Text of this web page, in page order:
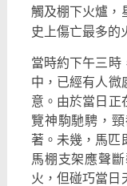
觸及棚下火爐，
史上傷亡最多的
當時約下午三時
中， 已經有人微
意。 由於當日正
覽神駒馳騁，
著。未幾，馬匹
馬棚支架應聲
火，但碰巧當日